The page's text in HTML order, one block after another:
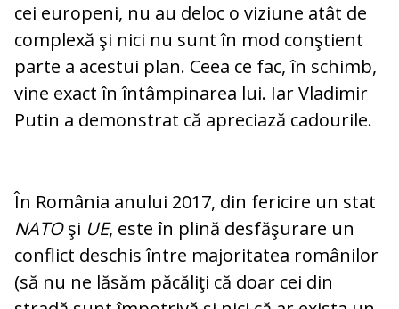
cei europeni, nu au deloc o viziune atât de
complexă şi nici nu sunt în mod con­şti­ent
parte a acestui plan. Ceea ce fac, în schimb,
vine exact în întâmpinarea lui. Iar Vladimir
Putin a demonstrat că apre­ciază cadourile.
În România anului 2017, din fericire un stat
NATOşi UE, este în plină desfăşurare un
conflict deschis între majoritatea ro­mâ­nilor
(să nu ne lăsăm păcăliţi că doar cei din